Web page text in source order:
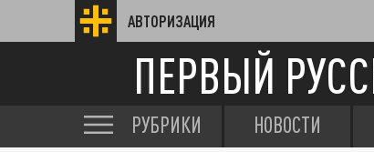
АВТОРИЗАЦИЯ
ПЕРВЫЙ
РУБРИКИ НОВОСТИ